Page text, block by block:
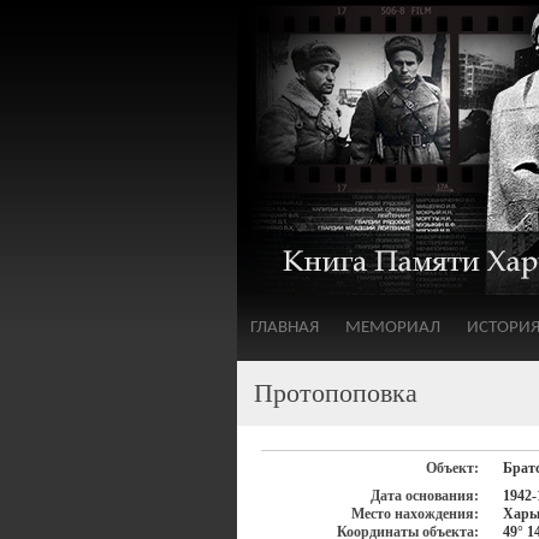
ГЛАВНАЯ МЕМОРИАЛ ИСТОРИЯ
Протопоповка
Объект:
Дата основания:
1942-
Место нахождения:
Координаты объекта:
49°